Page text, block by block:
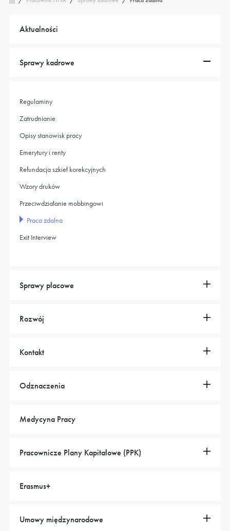
Aktualności
Sprawy kadrowe
Regulaminy
Zatrudnianie
Opisy stanowisk pracy
Emerytury i renty
Refundacja szkieł korekcyjnych
Wzory druków
Przeciwdziałanie mobbingowi
Praca zdalna
Exit Interview
Sprawy płacowe
Rozwój
Kontakt
Odznaczenia
Medycyna Pracy
Pracownicze Plany Kapitałowe (PPK)
Erasmus+
Umowy międzynarodowe